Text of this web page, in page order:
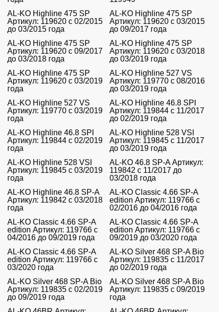
AL-KO Highline 475 SP
Артикул: 119620 с 02/2015
до 03/2015 года
AL-KO Highline 475 SP
Артикул: 119620 с 03/2015
до 09/2017 года
AL-KO Highline 475 SP
Артикул: 119620 с 09/2017
до 03/2018 года
AL-KO Highline 475 SP
Артикул: 119620 с 03/2018
до 03/2019 года
AL-KO Highline 475 SP
Артикул: 119620 с 03/2019
года
AL-KO Highline 527 VS
Артикул: 119770 с 08/2016
до 03/2019 года
AL-KO Highline 527 VS
Артикул: 119770 с 03/2019
года
AL-KO Highline 46.8 SPI
Артикул: 119844 с 11/2017
до 02/2019 года
AL-KO Highline 46.8 SPI
Артикул: 119844 с 02/2019
года
AL-KO Highline 528 VSI
Артикул: 119845 с 11/2017
до 03/2019 года
AL-KO Highline 528 VSI
Артикул: 119845 с 03/2019
года
AL-KO 46.8 SP-A Артикул:
119842 с 11/2017 до
03/2018 года
AL-KO Highline 46.8 SP-A
Артикул: 119842 с 03/2018
года
AL-KO Classic 4.66 SP-A
edition Артикул: 119766 с
02/2016 до 04/2016 года
AL-KO Classic 4.66 SP-A
edition Артикул: 119766 с
04/2016 до 09/2019 года
AL-KO Classic 4.66 SP-A
edition Артикул: 119766 с
09/2019 до 03/2020 года
AL-KO Classic 4.66 SP-A
edition Артикул: 119766 с
03/2020 года
AL-KO Silver 468 SP-A Bio
Артикул: 119835 с 11/2017
до 02/2019 года
AL-KO Silver 468 SP-A Bio
Артикул: 119835 с 02/2019
до 09/2019 года
AL-KO Silver 468 SP-A Bio
Артикул: 119835 с 09/2019
года